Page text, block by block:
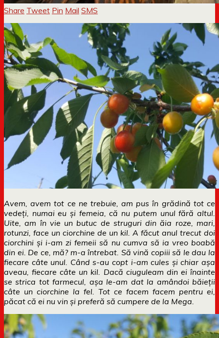
Share Tweet Pin Mail SMS
Avem, avem tot ce ne trebuie, am pus în grădină tot ce
vedeți, numai eu și femeia, că nu putem unul fără altul.
Uite, am în vie un butuc de struguri din ăia roze, mari,
rotunzi, face un ciorchine de un kil. A făcut anul trecut doi
ciorchini și i-am zi femeii să nu cumva să ia vreo boabă
din ei. De ce, mă? m-a întrebat. Să vină copiii să le dau la
fiecare câte unul. Când s-au copt i-am cules și chiar așa
aveau, fiecare câte un kil. Dacă ciuguleam din ei înainte
se strica tot farmecul, așa le-am dat la amândoi băieții
câte un ciorchine la fel. Tot ce facem facem pentru ei,
păcat că ei nu vin și preferă să cumpere de la Mega.